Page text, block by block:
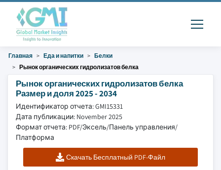
Главная Еда и напитки
Белки
Рынок органических гидролизатов белка
Рынок органических гидролизатов белка
Размер и доля 2025 - 2034
Идентификатор отчета: GMI15331
Дата публикации: November 2025
Формат отчета: PDF/Эксель/Панель управления/
Платформа
Скачать Бесплатный PDF-Файл